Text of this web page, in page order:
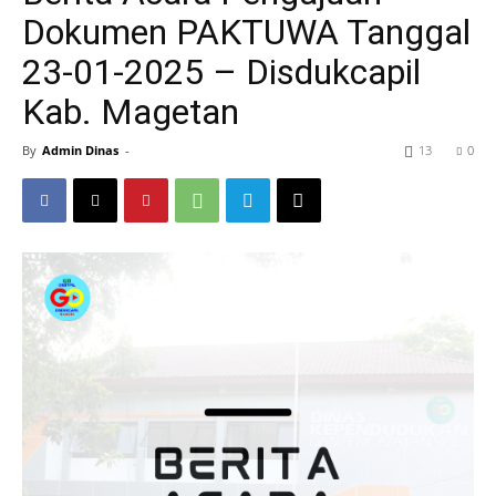
Dokumen PAKTUWA Tanggal
23-01-2025 – Disdukcapil
Kab. Magetan
By Admin Dinas - 0
13